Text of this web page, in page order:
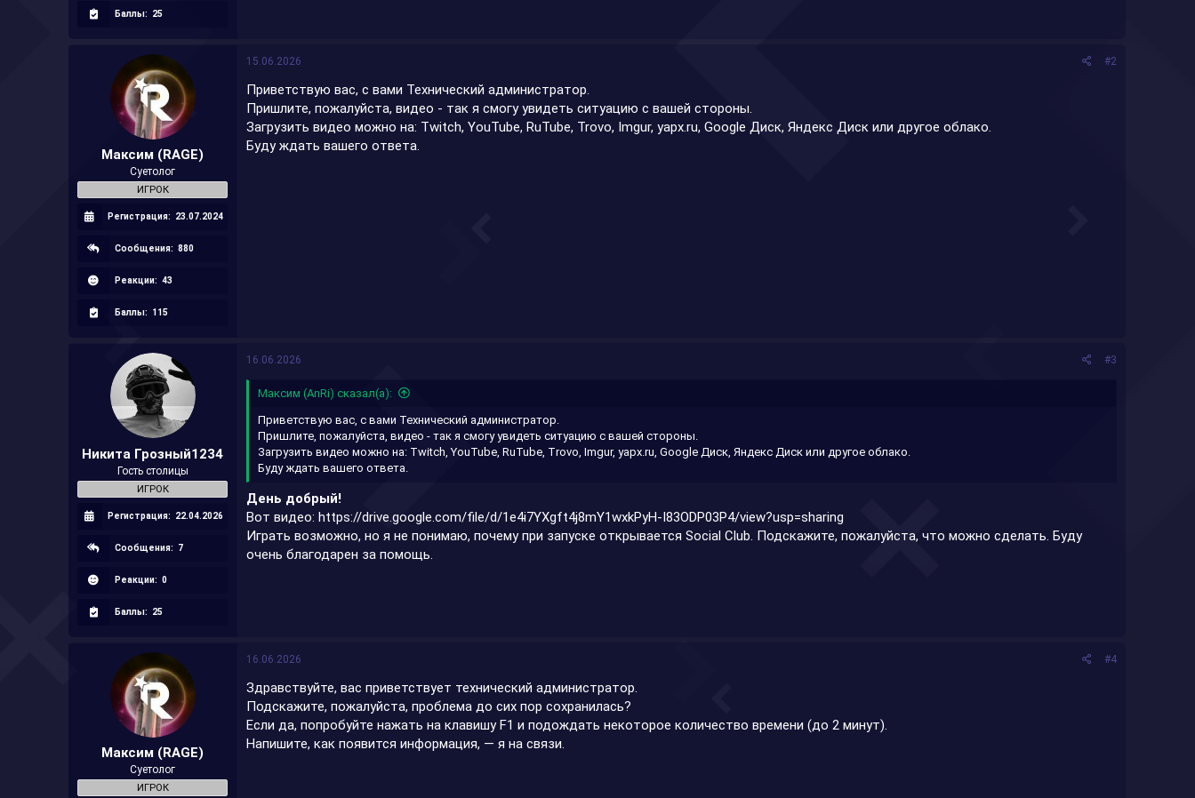
Баллы: 25
Максим (RAGE)
Суетолог
ИГРОК
Регистрация: 23.07.2024
Сообщения: 880
Реакции: 43
Баллы: 115
15.06.2026 #2
Приветствую вас, с вами Технический администратор.
Пришлите, пожалуйста, видео - так я смогу увидеть ситуацию с вашей стороны.
Загрузить видео можно на: Twitch, YouTube, RuTube, Trovo, Imgur, yapx.ru, Google Диск, Яндекс Диск или другое облако.
Буду ждать вашего ответа.
Никита Грозный1234
Гость столицы
ИГРОК
Регистрация: 22.04.2026
Сообщения: 7
Реакции: 0
Баллы: 25
16.06.2026 #3
Максим (AnRi) сказал(а):
Приветствую вас, с вами Технический администратор.
Пришлите, пожалуйста, видео - так я смогу увидеть ситуацию с вашей стороны.
Загрузить видео можно на: Twitch, YouTube, RuTube, Trovo, Imgur, yapx.ru, Google Диск, Яндекс Диск или другое облако.
Буду ждать вашего ответа.
День добрый!
Вот видео:https://drive.google.com/file/d/1e4i7YXgft4j8mY1wxkPyH-I83ODP03P4/view?usp=sharing
Играть возможно, но я не понимаю, почему при запуске открывается Social Club. Подскажите, пожалуйста, что можно сделать. Буду
очень благодарен за помощь.
Максим (RAGE)
Суетолог
ИГРОК
16.06.2026 #4
Здравствуйте, вас приветствует технический администратор.
Подскажите, пожалуйста, проблема до сих пор сохранилась?
Если да, попробуйте нажать на клавишу F1 и подождать некоторое количество времени (до 2 минут).
Напишите, как появится информация, — я на связи.